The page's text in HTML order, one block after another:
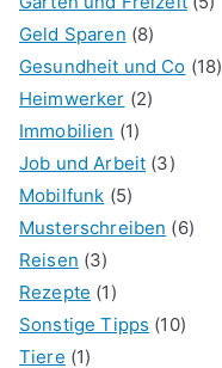
Geld Sparen (8)
Gesundheit und Co (18)
Heimwerker (2)
Immobilien (1)
Job und Arbeit (3)
Mobilfunk (5)
Musterschreiben (6)
Reisen (3)
Rezepte (1)
Sonstige Tipps (10)
Tiere (1)